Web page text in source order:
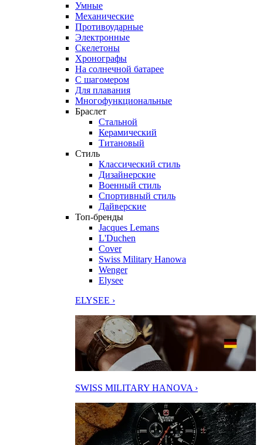
Умные
Механические
Противоударные
Электронные
Скелетоны
Хронографы
На солнечной батарее
С шагомером
Для плавания
Многофункциональные
Браслет
Стальной
Керамический
Титановый
Стиль
Классический стиль
Дизайнерские
Военный стиль
Спортивный стиль
Дайверские
Топ-бренды
Jacques Lemans
L'Duchen
Cover
Swiss Military Hanowa
Wenger
Elysee
ELYSEE ›
SWISS MILITARY HANOVA ›